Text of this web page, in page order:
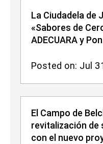
La Ciudadela de
«Sabores de
ADECUARA y
Posted on: Jul
El Campo de
revitalización de
con el nuevo